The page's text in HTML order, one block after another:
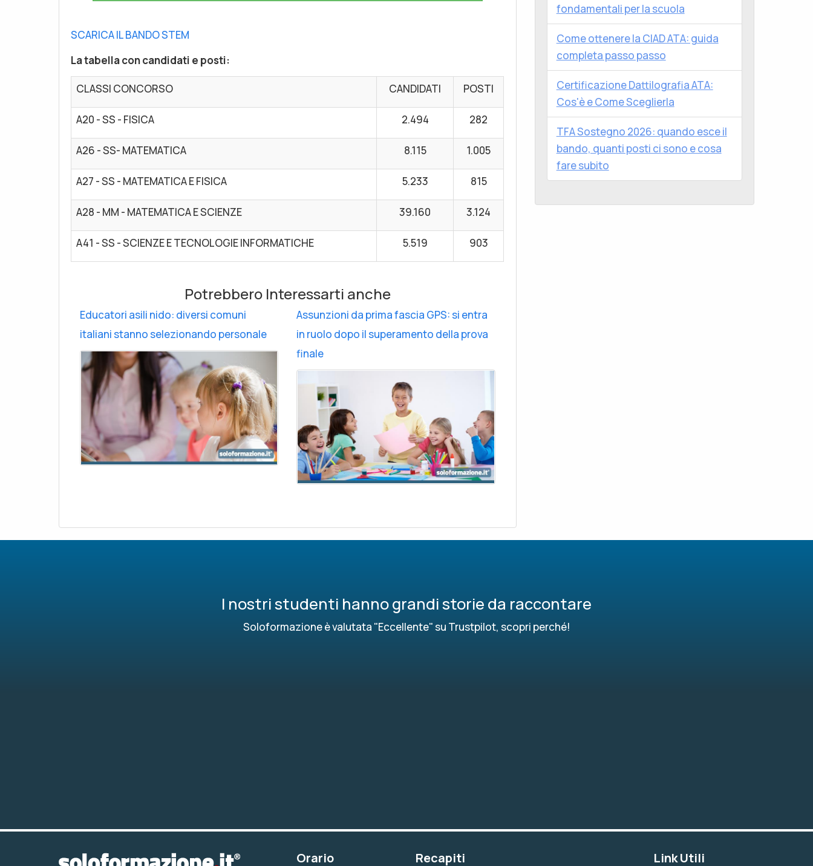
SCARICA IL BANDO STEM
La tabella con candidati e posti:
CLASSI CONCORSO CANDIDATI POSTI
A20 - SS - FISICA 2.494 282
A26 - SS- MATEMATICA 8.115 1.005
A27 - SS - MATEMATICA E FISICA 5.233 815
A28 - MM - MATEMATICA E SCIENZE 39.160 3.124
A41 - SS - SCIENZE E TECNOLOGIE INFORMATICHE 5.519 903
Potrebbero Interessarti anche
Educatori asili nido: diversi comuni
italiani stanno selezionando personale
Assunzioni da prima fascia GPS: si entra
in ruolo dopo il superamento della prova
finale
fondamentali per la scuola
Come ottenere la CIAD ATA: guida
completa passo passo
Certificazione Dattilografia ATA:
Cos'è e Come Sceglierla
TFA Sostegno 2026: quando esce il
bando, quanti posti ci sono e cosa
fare subito
I nostri studenti hanno grandi storie da raccontare
Soloformazione è valutata "Eccellente" su Trustpilot, scopri perché!
Orario Recapiti Link Utili